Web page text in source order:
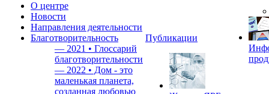
О центре
Новости
Направления деятельности
Благотворительность
— 2021 • Глоссарий
благотворительности
— 2022 • Дом - это
маленькая планета,
созданная любовью
Публикации